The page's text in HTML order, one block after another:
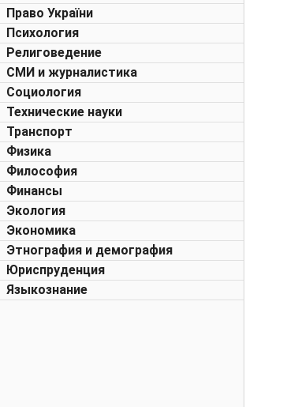
Право України
Психология
Религоведение
СМИ и журналистика
Социология
Технические науки
Транспорт
Физика
Философия
Финансы
Экология
Экономика
Этнография и демография
Юриспруденция
Языкознание